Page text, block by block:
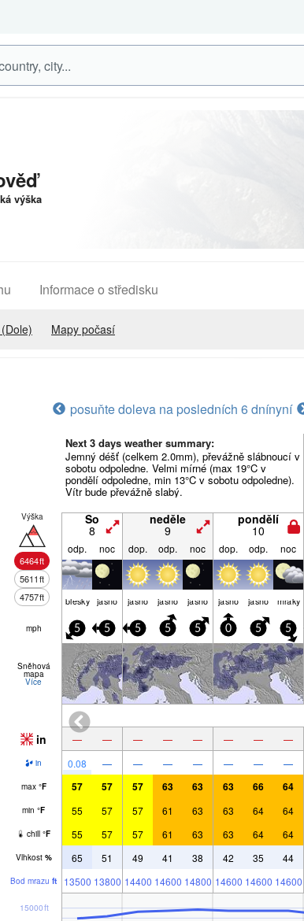
výška
Informace o středisku
(Dole) Mapy počasí
posuňte doleva na posledních 6 dnínyní
Next 3 days weather summary:
Jemný déšť (celkem 2.0mm), převážně slábnoucí v
sobotu odpoledne. Velmi mírné (max 19°C v
pondělí odpoledne, min 13°C v sobotu odpoledne).
Vítr bude převážně slabý.
Výška
6464ft
5611ft
4757ft
So
8
neděle
9
pondělí
10
odp. noc dop. odp. noc dop. odp. noc
blesky jasno jasno jasno jasno jasno jasno mraky
mph 5 5 5 5 5 0 5 5
Sněhová
mapa
Více
in — — — — — — — —
in 0.08 — — — — — — —
max °F 57 57 57 63 63 63 66 64
min °F 55 57 57 61 63 63 64 64
chill °F 55 57 57 61 63 63 64 64
Vlhkost % 65 51 49 41 38 42 35 44
Bod mrazu ft 13500 13800 14400 14600 14800 14600 14600 14600
15000ft